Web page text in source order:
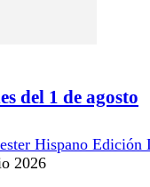
del 1 de agosto
2026